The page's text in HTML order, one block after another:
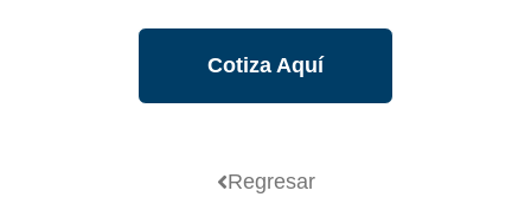
Cotiza Aquí
Regresar